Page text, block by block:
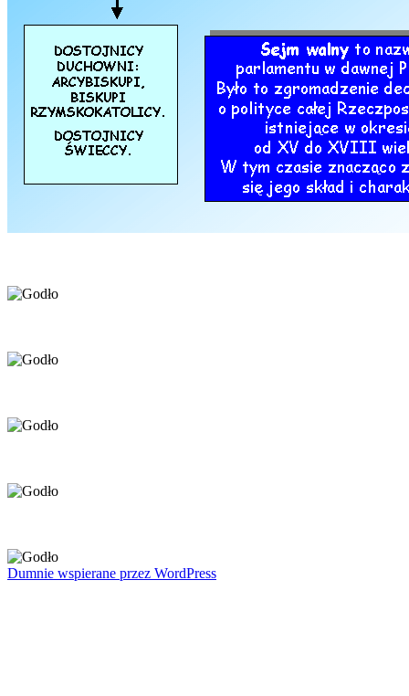
Dumnie wspierane przez WordPress